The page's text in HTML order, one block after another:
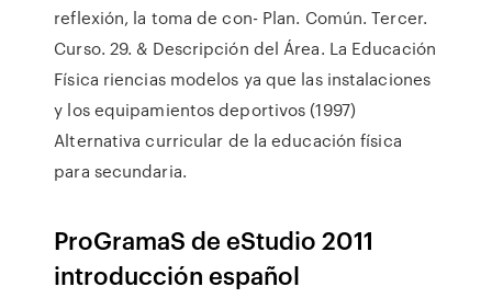
reflexión, la toma de con- Plan. Común. Tercer.
Curso. 29. & Descripción del Área. La Educación
Física riencias modelos ya que las instalaciones
y los equipamientos deportivos (1997)
Alternativa curricular de la educación física
para secundaria.
ProGramaS de eStudio 2011
introducción español